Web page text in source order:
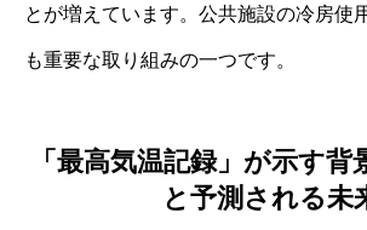
とが増えています。公共施設の冷房使
も重要な取り組みの一つです。
「最高気温記録」が示す背
と予測される未